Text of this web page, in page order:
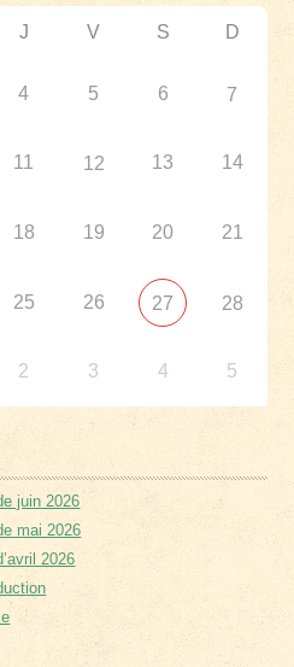
J V S D
4 5 6 7
11 12 13 14
18 19 20 21
25 26 27 28
2 3 4 5
juin 2026
mai 2026
2026